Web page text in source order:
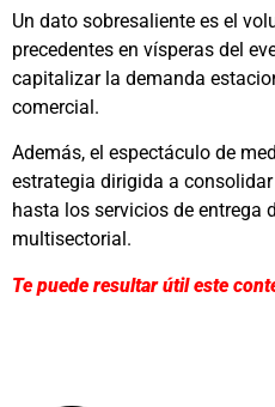
Un dato sobresaliente es el
precedentes en vísperas del
capitalizar la demanda
comercial.
Además, el espectáculo de
estrategia dirigida a
hasta los servicios de entrega
multisectorial.
Te puede resultar útil este